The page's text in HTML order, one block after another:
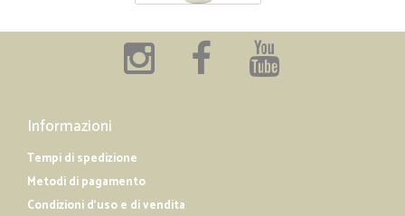
Informazioni
Tempi di spedizione
Metodi di pagamento
Condizioni d'uso e di vendita